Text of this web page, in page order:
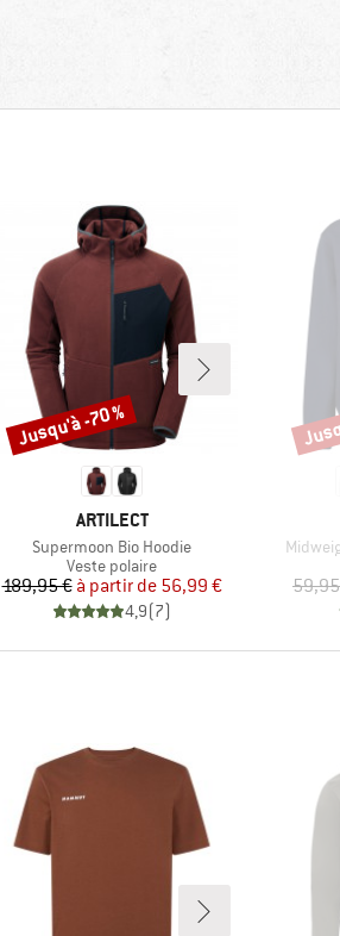
MARQUE
ARTILECT
Article
Supermoon Bio Hoodie
Product group
Veste polaire
Prix
189,95 € Prix réduit
à partir de 56,99 €
4,9(7)
Remise
Jusqu'à -70 %
Article